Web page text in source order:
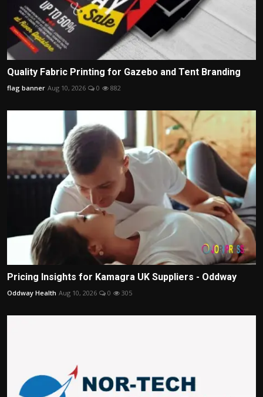
Quality Fabric Printing for Gazebo and Tent Branding
flag banner Aug 10, 2026 0 882
Pricing Insights for Kamagra UK Suppliers - Oddway
Oddway Health Aug 10, 2026 0 305